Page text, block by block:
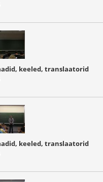
keeled, translaatorid
keeled, translaatorid